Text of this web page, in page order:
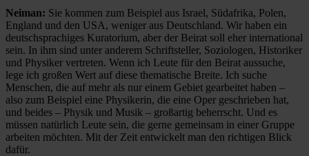
Neiman: Sie kommen zum Beispiel aus Israel, Südafrika, Polen,
England und den USA, weniger aus Deutschland. Wir haben ein
deutschsprachiges Kuratorium, aber der Beirat soll eher international
sein. In ihm sind unter anderem Schriftsteller, Soziologen, Historiker
und Physiker vertreten. Wenn ich Leute für den Beirat aussuche,
lege ich großen Wert auf diese thematische Breite. Ich suche
Menschen, die auf mehr als nur einem Gebiet gearbeitet haben –
also zum Beispiel eine Physikerin, die eine Oper geschrieben hat,
und beides – Physik und Musik – großartig beherrscht. Und es
müssen natürlich Leute sein, die gerne gemeinsam in einer Gruppe
arbeiten möchten. Mit der Zeit entwickelt man den richtigen Blick
dafür.